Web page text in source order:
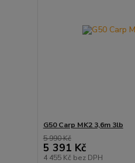
G50 Carp MK2 3,6m 3lb
5 990 Kč
5 391 Kč
4 455 Kč bez DPH